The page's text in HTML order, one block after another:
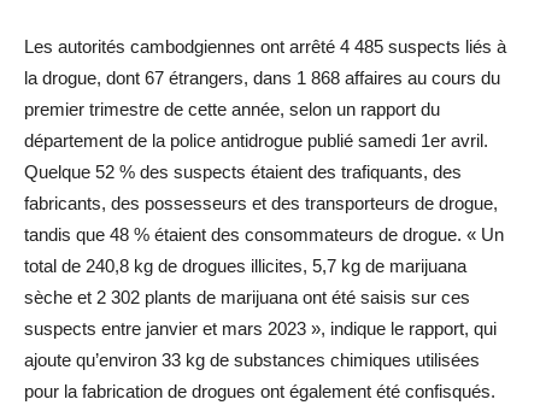
Les autorités cambodgiennes ont arrêté 4 485 suspects liés à
la drogue, dont 67 étrangers, dans 1 868 affaires au cours du
premier trimestre de cette année, selon un rapport du
département de la police antidrogue publié samedi 1er avril.
Quelque 52 % des suspects étaient des trafiquants, des
fabricants, des possesseurs et des transporteurs de drogue,
tandis que 48 % étaient des consommateurs de drogue. « Un
total de 240,8 kg de drogues illicites, 5,7 kg de marijuana
sèche et 2 302 plants de marijuana ont été saisis sur ces
suspects entre janvier et mars 2023 », indique le rapport, qui
ajoute qu’environ 33 kg de substances chimiques utilisées
pour la fabrication de drogues ont également été confisqués.